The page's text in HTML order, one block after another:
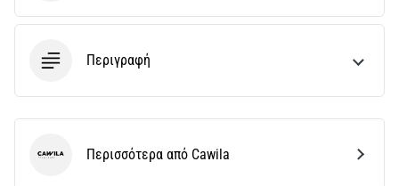
Περιγραφή
Cawila Περισσότερα από Cawila